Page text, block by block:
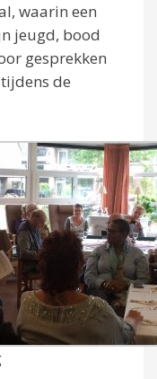
waarin een
jeugd, bood
gesprekken
de